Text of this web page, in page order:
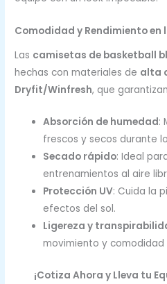
Comodidad y Rendimiento en
Las camisetas de basketball
hechas con materiales de alta
Dryfit/Winfresh, que
Absorción de humedad:
frescos y secos durante
Secado rápido: Ideal
entrenamientos al aire
Protección UV: Cuida la
efectos del sol.
Ligereza y
movimiento y
¡Cotiza Ahora y Lleva tu